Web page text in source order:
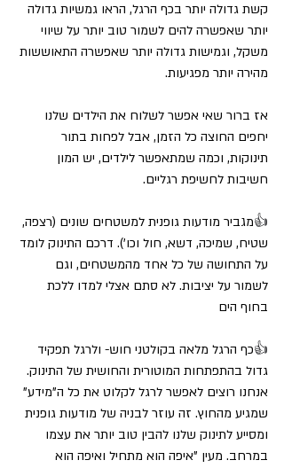
קשת גדולה יותר בכף הרגל, הראו גמשיות גדולה
יותר שאפשרה להים לשמור טוב יותר על שיווי
משקל, וגמישות גדולה יותר שאפשרה התאוששות
מהירה יותר מפגיעות.
אז ברור שאי אפשר לשלוח את הילדים שלנו
יחפים החוצה כל הזמן, אבל לפחות בתור
תינוקות, וכמה שמתאפשר לילדים, יש המון
חשיבות לחשיפת רגליים.
👍מגביר מודעות גופנית למשטחים שונים (רצפה,
שטיח, שמיכה, דשא, חול וכו'). דרכם התינוק לומד
על התחושה של כל אחד מהמשטחים, וגם
לשמור על יציבות. לא סתם אצלי למדו ללכת
בחוף הים
👍כף הרגל מלאה בקולטני חוש- ולרגל תפקיד
גדול בהתפתחות המוטורית והחושית של התינוק.
אנחנו רוצים לאפשר לרגל לקלוט את כל ה"מידע"
שמגיע מהחוץ. זה עוזר לבניה של מודעות גופנית
ומסייע לתינוק שלנו להבין טוב יותר את עצמו
במרחב. מעין "איפה הוא מתחיל ואיפה הוא